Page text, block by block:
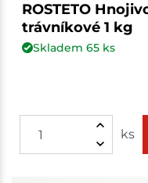
ROSTETO
trávníkové 1 kg
Skladem 65ks
ks